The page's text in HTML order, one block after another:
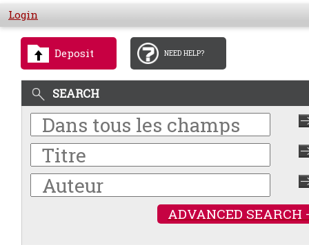
Login
Deposit NEED HELP?
SEARCH
ADVANCED SEARCH